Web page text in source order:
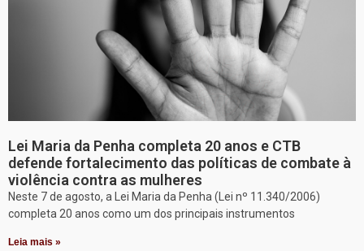
Lei Maria da Penha completa 20 anos e CTB
defende fortalecimento das políticas de combate à
violência contra as mulheres
Neste 7 de agosto, a Lei Maria da Penha (Lei nº 11.340/2006)
completa 20 anos como um dos principais instrumentos
Leia mais »